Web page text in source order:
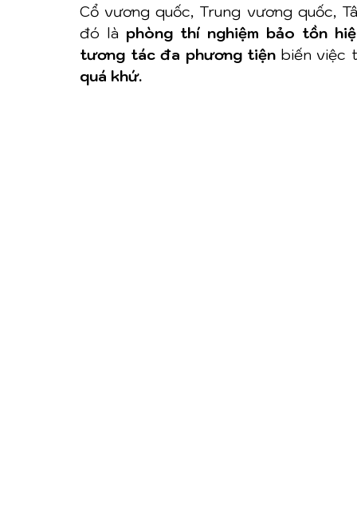
Cổ vương quốc, Trung vương quốc,
đó là phòng thí nghiệm bảo tồn
tương tác đa phương tiện biến việc
quá khứ.